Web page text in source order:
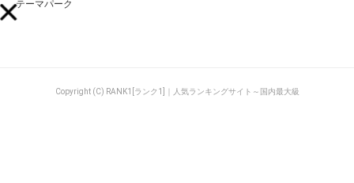
テーマパーク
Copyright (C) RANK1[ランク1]｜人気ランキングサイト～国内最大級